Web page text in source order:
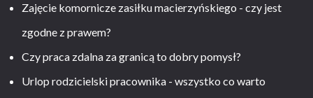
Zajęcie komornicze zasiłku macierzyńskiego - czy jest
zgodne z prawem?
Czy praca zdalna za granicą to dobry pomysł?
Urlop rodzicielski pracownika - wszystko co warto